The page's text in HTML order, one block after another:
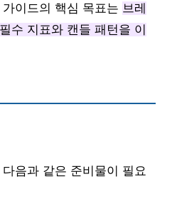
이드의 핵심 목표는 브레
수 지표와 캔들 패턴을 이
음과 같은 준비물이 필요